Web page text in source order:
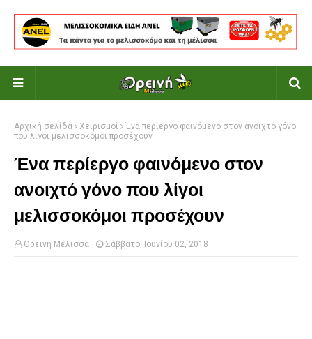
Αρχική σελίδα Χειρισμοί
Ένα περίεργο φαινόμενο στον ανοιχτό γόνο
που λίγοι μελισσοκόμοι προσέχουν
Ένα περίεργο φαινόμενο στον
ανοιχτό γόνο που λίγοι
μελισσοκόμοι προσέχουν
Ορεινή Μέλισσα Σάββατο, Ιουνίου 02, 2018